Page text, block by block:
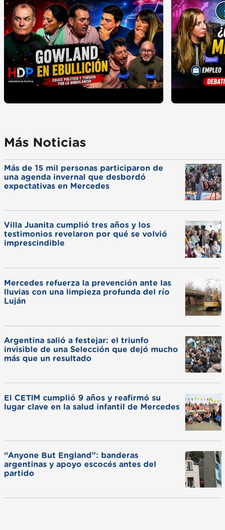
Más Noticias
Más de 15 mil personas participaron de
una agenda invernal que desbordó
expectativas en Mercedes
Villa Juanita cumplió tres años y los
testimonios revelaron por qué se volvió
imprescindible
Mercedes refuerza la prevención ante las
lluvias con una limpieza profunda del río
Luján
Argentina salió a festejar: el triunfo
invisible de una Selección que dejó mucho
más que un resultado
El CETIM cumplió 9 años y reafirmó su
lugar clave en la salud infantil de Mercedes
“Anyone But England”: banderas
argentinas y apoyo escocés antes del
partido